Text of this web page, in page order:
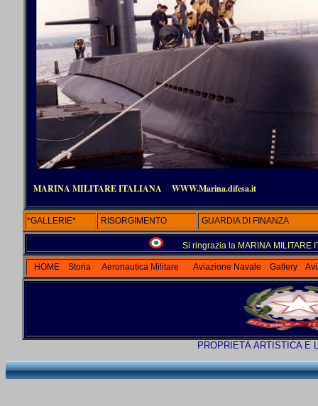
MARINA MILITARE ITALIANA WWW.Marina.difesa.it
*GALLERIE* RISORGIMENTO GUARDIA DI FINANZA
Si ringrazia la MARINA MILITARE
HOME Storia Aeronautica Militare Aviazione Navale Gallery
PROPRIETÀ ARTISTICA E